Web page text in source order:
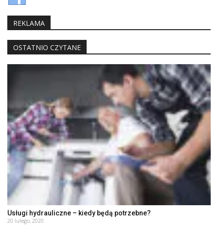
REKLAMA
OSTATNIO CZYTANE
Usługi hydrauliczne – kiedy będą potrzebne?
20 lutego, 2020